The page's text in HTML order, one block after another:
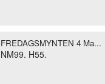
FREDAGSMYNTEN 4 Ma...
NM99. H55.